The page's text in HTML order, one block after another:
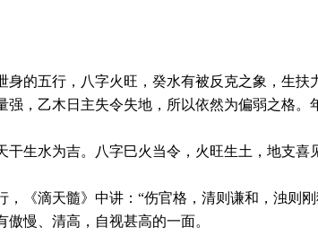
的五行，八字火旺，癸水有被反克之象，生扶
，乙木日主失令失地，所以依然为偏弱之格。
生水为吉。八字巳火当令，火旺生土，地支喜
《滴天髓》中讲：“伤官格，清则谦和，浊则
慢、清高，自视甚高的一面。